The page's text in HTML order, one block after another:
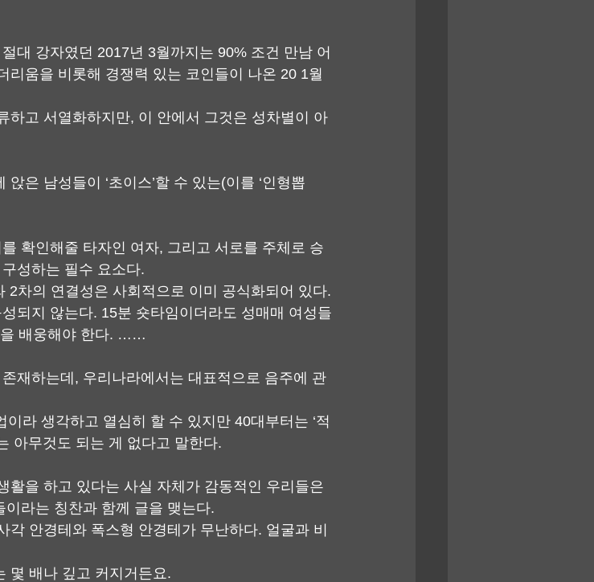
대 강자였던 2017년 3월까지는 90% 조건 만남 어
리움을 비롯해 경쟁력 있는 코인들이 나온 20 1월
하고 서열화하지만, 이 안에서 그것은 성차별이 아
은 남성들이 ‘초이스’할 수 있는(이를 ‘인형뽑
확인해줄 타자인 여자, 그리고 서로를 주체로 승
성하는 필수 요소다.
2차의 연결성은 사회적으로 이미 공식화되어 있다.
되지 않는다. 15분 숏타임이더라도 성매매 여성들
을 배웅해야 한다. ……
재하는데, 우리나라에서는 대표적으로 음주에 관
라 생각하고 열심히 할 수 있지만 40대부터는 ‘적
아무것도 되는 게 없다고 말한다.
활을 하고 있다는 사실 자체가 감동적인 우리들은
라는 칭찬과 함께 글을 맺는다.
안경테와 폭스형 안경테가 무난하다. 얼굴과 비
몇 배나 깊고 커지거든요.